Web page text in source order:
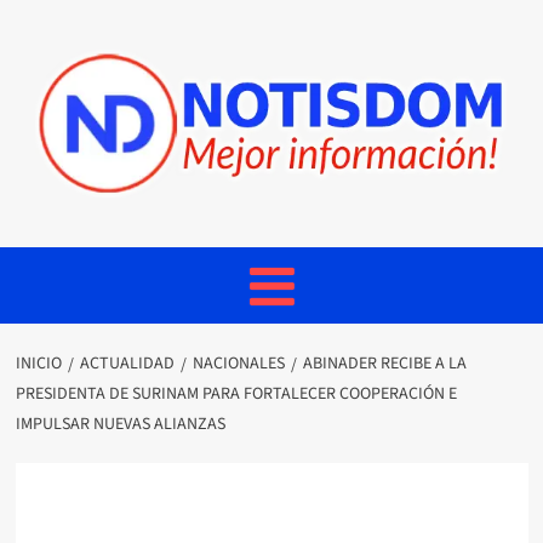
INICIO ACTUALIDAD NACIONALES
ABINADER RECIBE A LA
PRESIDENTA DE SURINAM PARA FORTALECER COOPERACIÓN E
IMPULSAR NUEVAS ALIANZAS